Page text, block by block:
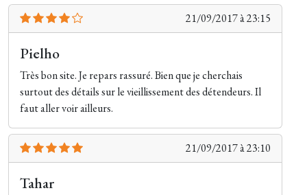
21/09/2017 à 23:15
Pielho
Très bon site. Je repars rassuré. Bien que je cherchais
surtout des détails sur le vieillissement des détendeurs. Il
faut aller voir ailleurs.
21/09/2017 à 23:10
Tahar